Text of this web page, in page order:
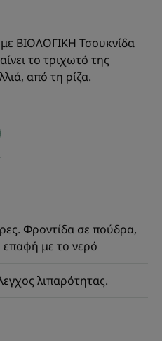
ΒΙΟΛΟΓΙΚΗ Τσουκνίδα
το τριχωτό της
από τη ρίζα.
Φροντίδα σε πούδρα,
επαφή με το νερό
λιπαρότητας.